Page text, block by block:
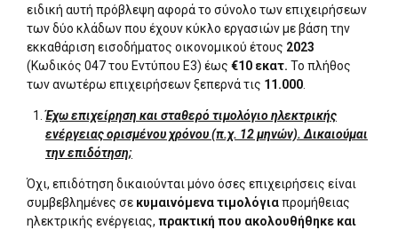
ειδική αυτή πρόβλεψη αφορά το σύνολο των επιχειρήσεων
των δύο κλάδων που έχουν κύκλο εργασιών με βάση την
εκκαθάριση εισοδήματος οικονομικού έτους 2023
(Κωδικός 047 του Εντύπου Ε3) έως €10 εκατ. Το πλήθος
των ανωτέρω επιχειρήσεων ξεπερνά τις 11.000.
Έχω επιχείρηση και σταθερό τιμολόγιο ηλεκτρικής
ενέργειας ορισμένου χρόνου (π.χ. 12 μηνών). Δικαιούμαι
την επιδότηση;
Όχι, επιδότηση δικαιούνται μόνο όσες επιχειρήσεις είναι
συμβεβλημένες σε κυμαινόμενα τιμολόγιαπρομήθειας
ηλεκτρικής ενέργειας, πρακτική που ακολουθήθηκε και